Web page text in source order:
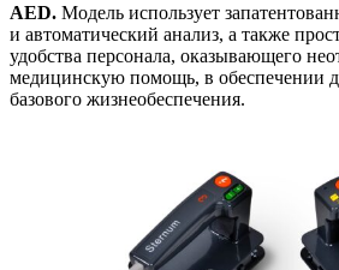
AED. Модель использует
и автоматический анализ, а также
удобства персонала, оказывающего
медицинскую помощь, в обеспечении
базового жизнеобеспечения.